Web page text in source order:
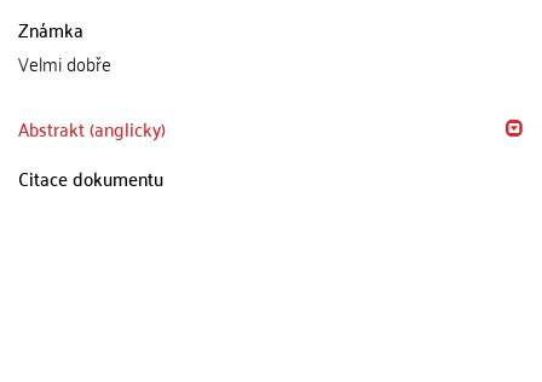
Známka
Velmi dobře
Abstrakt (anglicky)
Citace dokumentu